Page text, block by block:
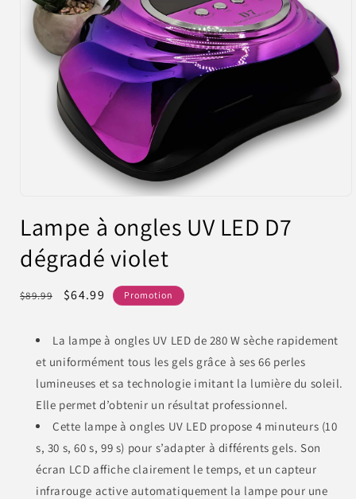
média
1
dans
une
fenêtre
Lampe à ongles UV LED D7
dégradé violet
Prix
$89.99
Prix
$64.99 Promotion
La lampe à ongles UV LED de 280 W sèche rapidement
et uniformément tous les gels grâce à ses 66 perles
lumineuses et sa technologie imitant la lumière du soleil.
Elle permet d’obtenir un résultat professionnel.
Cette lampe à ongles UV LED propose 4 minuteurs (10
s, 30 s, 60 s, 99 s) pour s’adapter à différents gels. Son
écran LCD affiche clairement le temps, et un capteur
infrarouge active automatiquement la lampe pour une